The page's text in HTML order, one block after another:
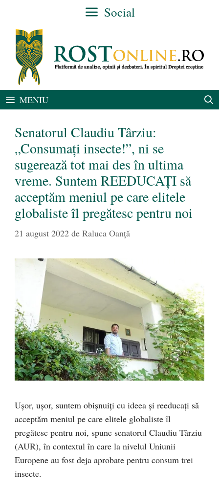
conținut
Social
MENIU
Senatorul Claudiu Târziu:
„Consumați insecte!”, ni se
sugerează tot mai des în ultima
vreme. Suntem REEDUCAȚI să
acceptăm meniul pe care elitele
globaliste îl pregătesc pentru noi
21 august 2022 de Raluca Oanță
Ușor, ușor, suntem obișnuiți cu ideea și reeducați să
acceptăm meniul pe care elitele globaliste îl
pregătesc pentru noi, spune senatorul Claudiu Târziu
(AUR), în contextul în care la nivelul Uniunii
Europene au fost deja aprobate pentru consum trei
insecte.